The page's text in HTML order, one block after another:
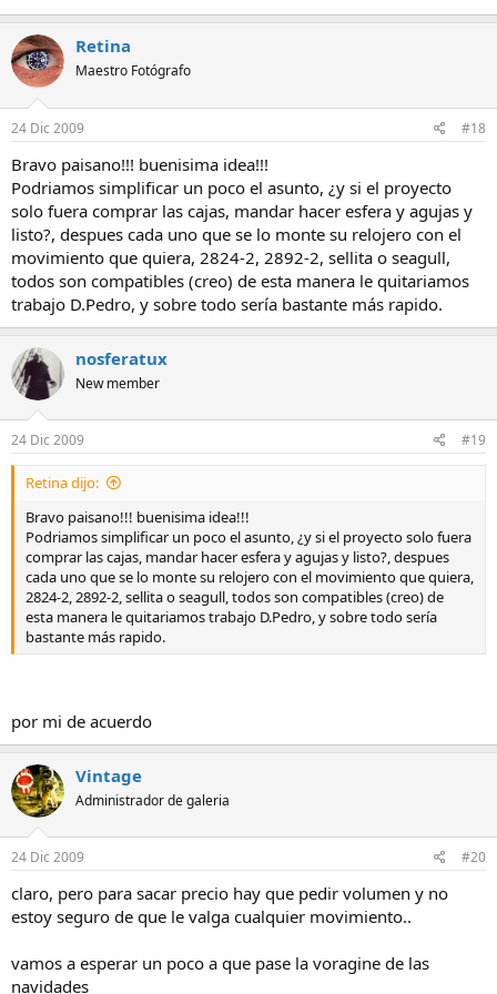
Retina
Maestro Fotógrafo
24 Dic 2009 #18
Bravo paisano!!! buenisima idea!!!
Podriamos simplificar un poco el asunto, ¿y si el proyecto
solo fuera comprar las cajas, mandar hacer esfera y agujas y
listo?, despues cada uno que se lo monte su relojero con el
movimiento que quiera, 2824-2, 2892-2, sellita o seagull,
todos son compatibles (creo) de esta manera le quitariamos
trabajo D.Pedro, y sobre todo sería bastante más rapido.
nosferatux
New member
24 Dic 2009 #19
Retina dijo:
Bravo paisano!!! buenisima idea!!!
Podriamos simplificar un poco el asunto, ¿y si el proyecto solo fuera
comprar las cajas, mandar hacer esfera y agujas y listo?, despues
cada uno que se lo monte su relojero con el movimiento que quiera,
2824-2, 2892-2, sellita o seagull, todos son compatibles (creo) de
esta manera le quitariamos trabajo D.Pedro, y sobre todo sería
bastante más rapido.
por mi de acuerdo
Vintage
Administrador de galeria
24 Dic 2009 #20
claro, pero para sacar precio hay que pedir volumen y no
estoy seguro de que le valga cualquier movimiento..
vamos a esperar un poco a que pase la voragine de las
navidades